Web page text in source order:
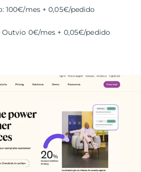
100€/mes + 0,05€/pedido
Outvio 0€/mes + 0,05€/pedido